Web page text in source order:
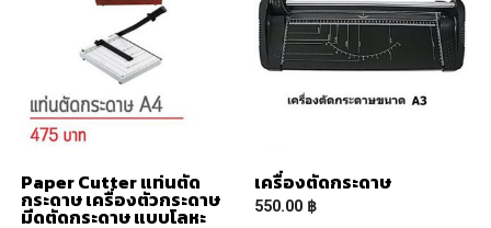
Paper Cutter แท่นตัด
กระดาษ เครื่องตัวกระดาษ
มีดตัดกระดาษ แบบโลหะ
เครื่องตัดกระดาษ
550.00 ฿